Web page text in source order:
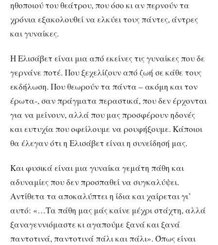
ηθοποιού του θεάτρου, που όσο κι αν περνούν τα
χρόνια εξακολουθεί να ελκύει τους πάντες, άντρες
και γυναίκες.
Η Ελισάβετ είναι μια από εκείνες τις γυναίκες που δε
γερνάνε ποτέ. Που ξεχελίζουν από ζωή σε κάθε τους
εκδήλωση. Που θεωρούν τα πάντα – ακόμη και τον
έρωτα-, σαν πράγματα περαστικά, που δεν έρχονται
για να μείνουν, αλλά που μας προσφέρουν ηδονές
και ευτυχία που οφείλουμε να ρουφήξουμε. Κάποιοι
θα έλεγαν ότι η Ελισάβετ είναι η συνείδησή μας.
Και φυσικά είναι μια γυναίκα γεμάτη πάθη και
αδυναμίες που δεν προσπαθεί να συγκαλύψει.
Αντίθετα τα αποκαλύπτει η ίδια και χαίρεται γι’
αυτό: «…Τα πάθη μας μάς καίνε μέχρι στάχτη, αλλά
ξαναγεννιόμαστε κι αγαπούμε ξανά και ξανά
παντοτινά, παντοτινά πάλι και πάλι». Όπως είναι